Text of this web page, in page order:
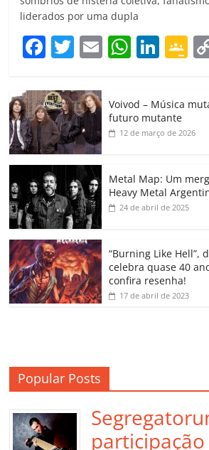
liderados por uma dupla
F
c
e
b
o
o
k
T
itt
er
E W
s
A
p
Li
e
dI
G
gl
e
a
ss
o
m
Voivod – Música
futuro mutante
12 de março de 2026
Metal Map: Um
Heavy Metal
24 de abril de 2025
“Burning Like Hell”,
celebra quase 40
confira resenha!
17 de abril de 2023
Popular Posts